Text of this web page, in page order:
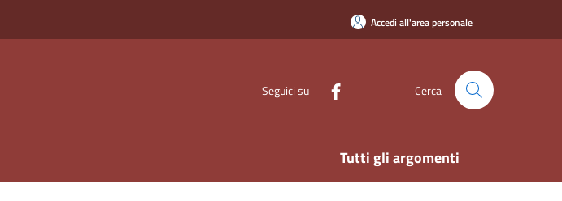
Accedi all'area personale
Seguici su Cerca
Tutti gli argomenti